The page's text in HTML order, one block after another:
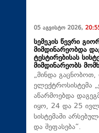
05 აგვისტო 2026,
სემეკის წევრი
მიმდინარეობდა
ტესტირებისას
მიმდინარეობს
„მინდა
ელექტროსისტემა
აწარმოებდა
იყო, 24 და 25
სისტემაში
და შეფასება“.